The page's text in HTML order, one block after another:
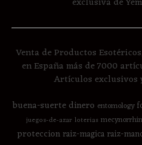
Venta de Productos
en España más de 7000
Artículos exclusivos
buena-suertedinero entomology
juegos-de-azar loterias
proteccion raiz-magica raiz-